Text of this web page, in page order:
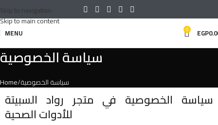
Skip to navigation
Skip to main content
MENU 0 EGP
سياسة الخصوصية
Home سياسة الخصوصية
سياسة الخصوصية في متجر رواد السبيتة
للأدوات الصحية